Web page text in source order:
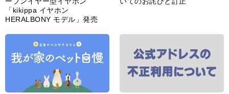
「kikippa イヤホン
HERALBONY モデル」発売